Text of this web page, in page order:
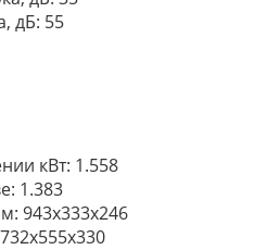
дБ: 55
кВт: 1.558
1.383
943x333x246